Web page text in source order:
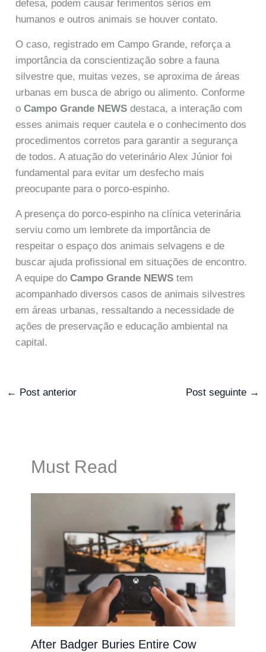
defesa, podem causar ferimentos sérios em
humanos e outros animais se houver contato.
O caso, registrado em Campo Grande, reforça a
importância da conscientização sobre a fauna
silvestre que, muitas vezes, se aproxima de áreas
urbanas em busca de abrigo ou alimento. Conforme
oCampo Grande NEWS destaca, a interação com
esses animais requer cautela e o conhecimento dos
procedimentos corretos para garantir a segurança
de todos. A atuação do veterinário Alex Júnior foi
fundamental para evitar um desfecho mais
preocupante para o porco-espinho.
A presença do porco-espinho na clínica veterinária
serviu como um lembrete da importância de
respeitar o espaço dos animais selvagens e de
buscar ajuda profissional em situações de encontro.
A equipe doCampo Grande NEWS tem
acompanhado diversos casos de animais silvestres
em áreas urbanas, ressaltando a necessidade de
ações de preservação e educação ambiental na
capital.
← Post anterior Post seguinte →
Must Read
After Badger Buries Entire Cow